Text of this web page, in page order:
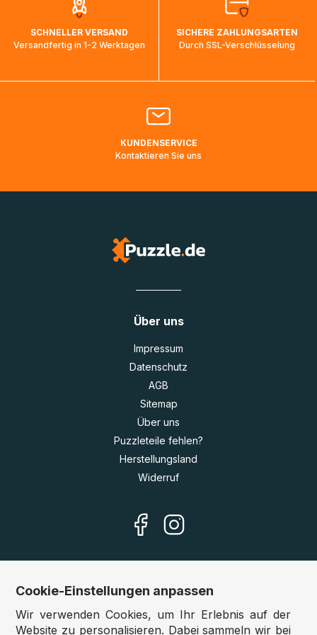
auf dem Weg ins Zielland sind. Die Sendungsverfolgung
ankommen und von der dortigen Zustellorganisation weiter
bearbeitet werden.
Bitte kontaktieren Sie denKundenservicefalls Ihr Paket
Lieferadressen in Deutschland oder Europa mehrere Tage
SCHNELLER VERSAND
Versandfertig in 1-2 Werktagen
SICHERE ZAHLUNGSARTEN
Durch SSL-Verschlüsselung
KUNDENSERVICE
Kontaktieren Sie uns
Über uns
Impressum
Datenschutz
AGB
Sitemap
Über uns
Puzzleteile fehlen?
Herstellungsland
Widerruf
Unsere Shops
Deutschland:www.puzzle.de
Cookie-Einstellungen anpassen
Wir verwenden Cookies, um Ihr Erlebnis auf der
Website zu personalisieren. Dabei sammeln wir bei